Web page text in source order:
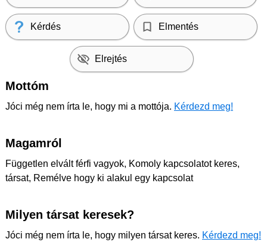
Kérdés Elmentés
Elrejtés
Mottóm
Jóci még nem írta le, hogy mi a mottója. Kérdezd meg!
Magamról
Független elvált férfi vagyok, Komoly kapcsolatot keres,
társat, Remélve hogy ki alakul egy kapcsolat
Milyen társat keresek?
Jóci még nem írta le, hogy milyen társat keres. Kérdezd meg!